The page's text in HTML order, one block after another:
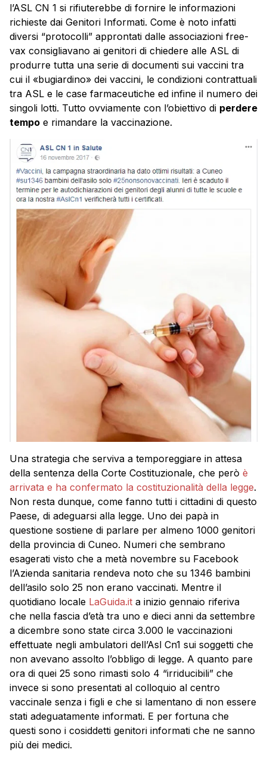
l’ASL CN 1 si rifiuterebbe di fornire le informazioni
richieste dai Genitori Informati. Come è noto infatti
diversi “protocolli” approntati dalle associazioni free-
vax consigliavano ai genitori di chiedere alle ASL di
produrre tutta una serie di documenti sui vaccini tra
cui il «bugiardino» dei vaccini, le condizioni contrattuali
tra ASL e le case farmaceutiche ed infine il numero dei
singoli lotti. Tutto ovviamente con l’obiettivo di perdere
tempo e rimandare la vaccinazione.
Una strategia che serviva a temporeggiare in attesa
della sentenza della Corte Costituzionale, che però è
arrivata e ha confermato la costituzionalità della legge.
Non resta dunque, come fanno tutti i cittadini di questo
Paese, di adeguarsi alla legge. Uno dei papà in
questione sostiene di parlare per almeno 1000 genitori
della provincia di Cuneo. Numeri che sembrano
esagerati visto che a metà novembre su Facebook
l’Azienda sanitaria rendeva noto che su 1346 bambini
dell’asilo solo 25 non erano vaccinati. Mentre il
quotidiano locale LaGuida.it a inizio gennaio riferiva
che nella fascia d’età tra uno e dieci anni da settembre
a dicembre sono state circa 3.000 le vaccinazioni
effettuate negli ambulatori dell’Asl Cn1 sui soggetti che
non avevano assolto l’obbligo di legge. A quanto pare
ora di quei 25 sono rimasti solo 4 “irriducibili” che
invece si sono presentati al colloquio al centro
vaccinale senza i figli e che si lamentano di non essere
stati adeguatamente informati. E per fortuna che
questi sono i cosiddetti genitori informati che ne sanno
più dei medici.